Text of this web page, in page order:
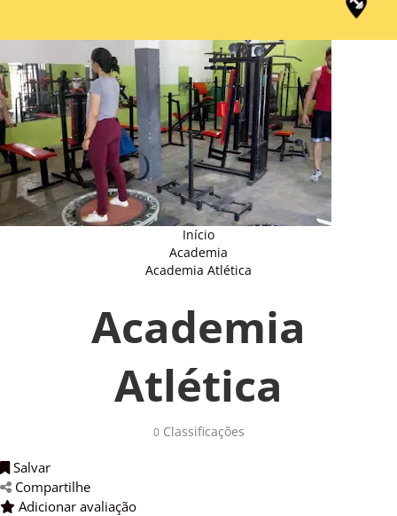
Início
Academia
Academia Atlética
Academia
Atlética
0Classificações
Salvar
Compartilhe
Adicionar avaliação